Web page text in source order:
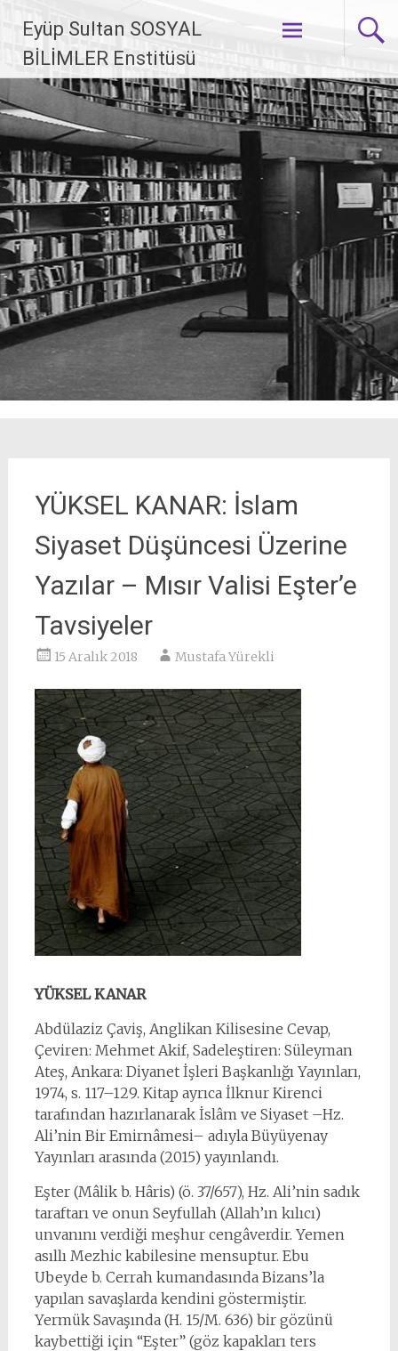
Eyüp Sultan SOSYAL
BİLİMLER Enstitüsü
İçeriğe geç
YÜKSEL KANAR: İslam
Siyaset Düşüncesi Üzerine
Yazılar – Mısır Valisi Eşter’e
Tavsiyeler
15 Aralık 2018 Mustafa Yürekli
YÜKSEL KANAR
Abdülaziz Çaviş, Anglikan Kilisesine Cevap,
Çeviren: Mehmet Akif, Sadeleştiren: Süleyman
Ateş, Ankara: Diyanet İşleri Başkanlığı Yayınları,
1974, s. 117–129. Kitap ayrıca İlknur Kirenci
tarafından hazırlanarak İslâm ve Siyaset –Hz.
Ali’nin Bir Emirnâmesi– adıyla Büyüyenay
Yayınları arasında (2015) yayınlandı.
Eşter (Mâlik b. Hâris) (ö. 37/657), Hz. Ali’nin sadık
taraftarı ve onun Seyfullah (Allah’ın kılıcı)
unvanını verdiği meşhur cengâverdir. Yemen
asıllı Mezhic kabilesine mensuptur. Ebu
Ubeyde b. Cerrah kumandasında Bizans’la
yapılan savaşlarda kendini göstermiştir.
Yermük Savaşında (H. 15/M. 636) bir gözünü
kaybettiği için “Eşter” (göz kapakları ters